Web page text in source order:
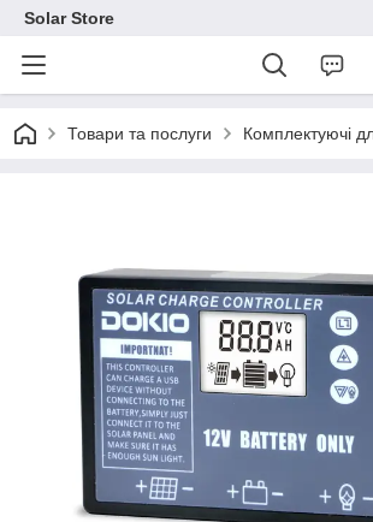
Solar Store
Товари та послуги Комплектуючі